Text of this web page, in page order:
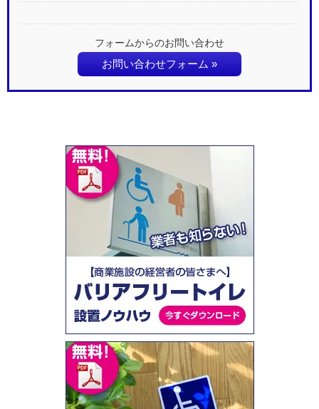
フォームからのお問い合わせ
お問い合わせフォーム »